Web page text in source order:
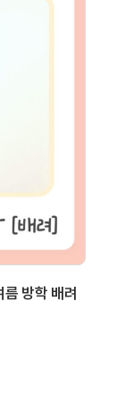
방학 배려